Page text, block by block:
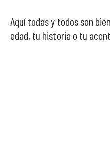
Aquí todas y todos son
edad, tu historia o tu